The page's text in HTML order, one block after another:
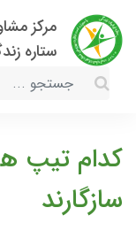
مرکز
ستاره
کدام تیپ
سازگارند